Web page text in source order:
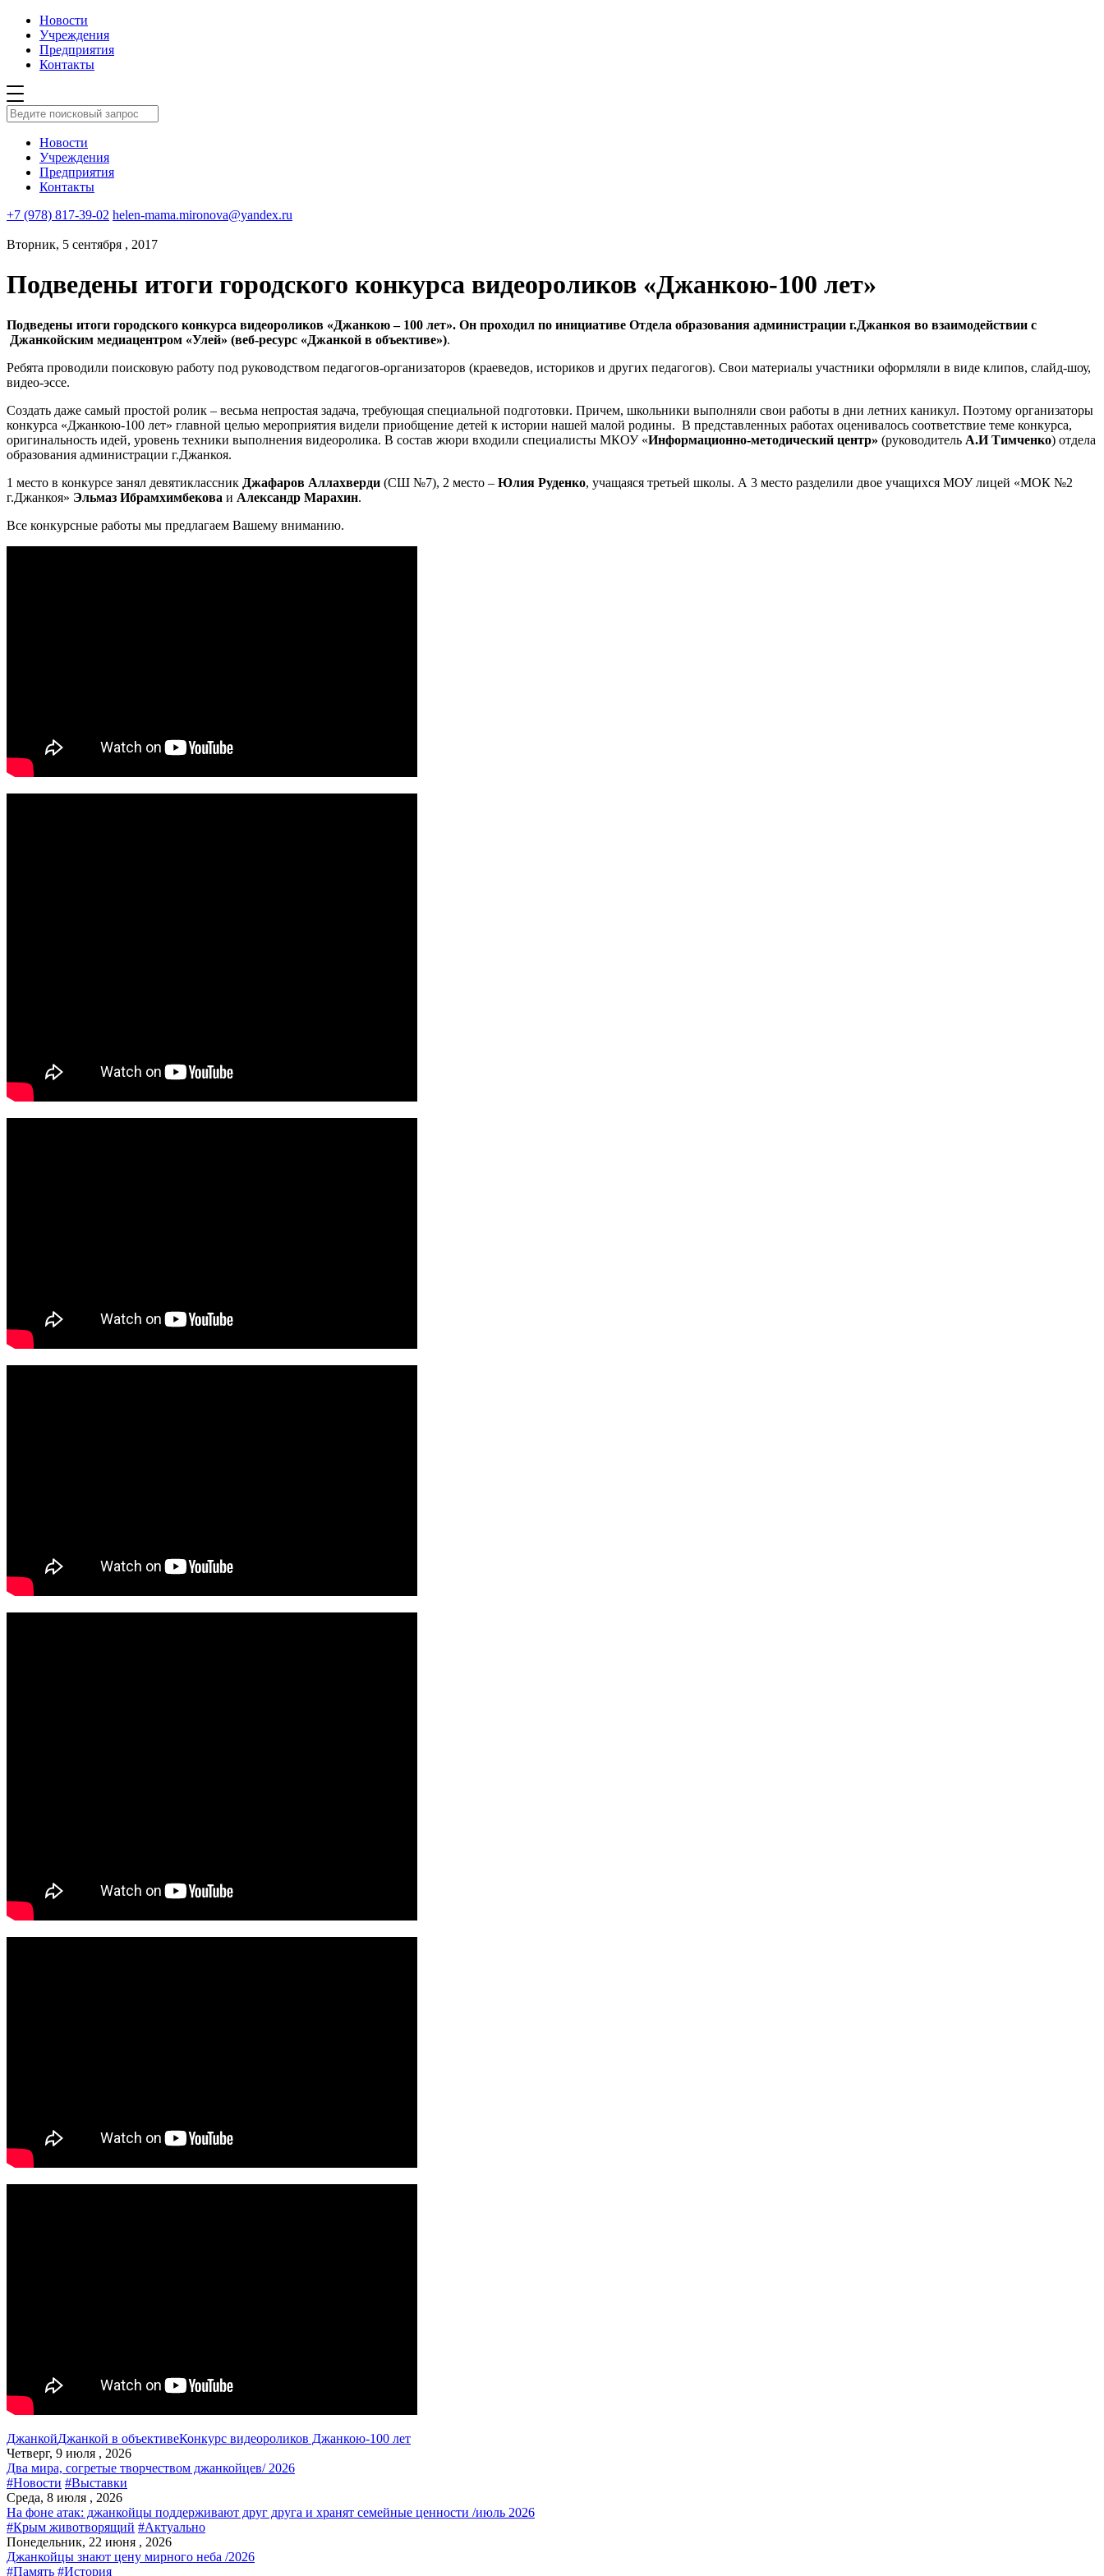
Новости
Учреждения
Предприятия
Контакты
Новости
Учреждения
Предприятия
Контакты
+7 (978) 817-39-02 helen-mama.mironova@yandex.ru
Вторник, 5 сентября , 2017
Подведены итоги городского конкурса видеороликов «Джанкою-100 лет»
Подведены итоги городского конкурса видеороликов «Джанкою – 100 лет». Он проходил по инициативе Отдела образования администрации г.Джанкоя во взаимодействии с
Джанкойским медиацентром «Улей» (веб-ресурс «Джанкой в объективе»).
Ребята проводили поисковую работу под руководством педагогов-организаторов (краеведов, историков и других педагогов). Свои материалы участники оформляли в виде клипов, слайд-шоу,
видео-эссе.
Создать даже самый простой ролик – весьма непростая задача, требующая специальной подготовки. Причем, школьники выполняли свои работы в дни летних каникул. Поэтому организаторы
конкурса «Джанкою-100 лет» главной целью мероприятия видели приобщение детей к истории нашей малой родины. В представленных работах оценивалось соответствие теме конкурса,
оригинальность идей, уровень техники выполнения видеоролика. В состав жюри входили специалисты МКОУ «Информационно-методический центр» (руководитель А.И Тимченко) отдела
образования администрации г.Джанкоя.
1 место в конкурсе занял девятиклассник Джафаров Аллахверди (СШ №7), 2 место – Юлия Руденко, учащаяся третьей школы. А 3 место разделили двое учащихся МОУ лицей «МОК №2
г.Джанкоя» Эльмаз Ибрамхимбекова и Александр Марахин.
Все конкурсные работы мы предлагаем Вашему вниманию.
ДжанкойДжанкой в объективеКонкурс видеороликов Джанкою-100 лет
Четверг, 9 июля , 2026
Два мира, согретые творчеством джанкойцев/ 2026
#Новости #Выставки
Среда, 8 июля , 2026
На фоне атак: джанкойцы поддерживают друг друга и хранят семейные ценности /июль 2026
#Крым животворящий #Актуально
Понедельник, 22 июня , 2026
Джанкойцы знают цену мирного неба /2026
#Память #История